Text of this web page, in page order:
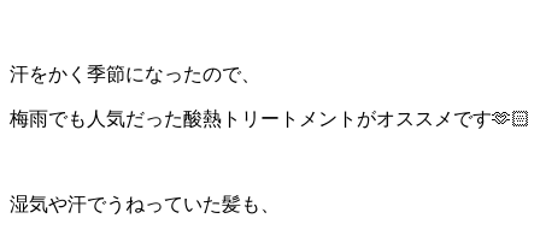
汗をかく季節になったので、
梅雨でも人気だった酸熱トリートメントがオススメです🫶🏻
湿気や汗でうねっていた髪も、